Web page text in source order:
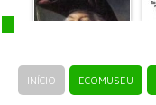
INÍCIO ECOMUSEU